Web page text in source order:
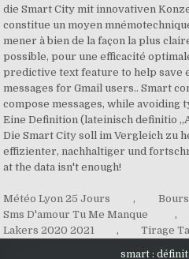
die Smart City mit innovativen
constitue un moyen
mener à bien de la façon la plus
possible, pour une efficacité
predictive text feature to help save
messages for Gmail users.. Smart
compose messages, while avoiding
Eine Definition (lateinisch definitio
Die Smart City soll im Vergleich zu
effizienter, nachhaltiger und
at the data isn't enough!
Météo Lyon 25 Jours ,
Sms D'amour Tu Me Manque
,
Lakers 2020 2021
, Tirage
smart :